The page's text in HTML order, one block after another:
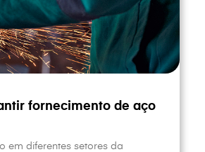
fornecimento de aço
em diferentes setores da